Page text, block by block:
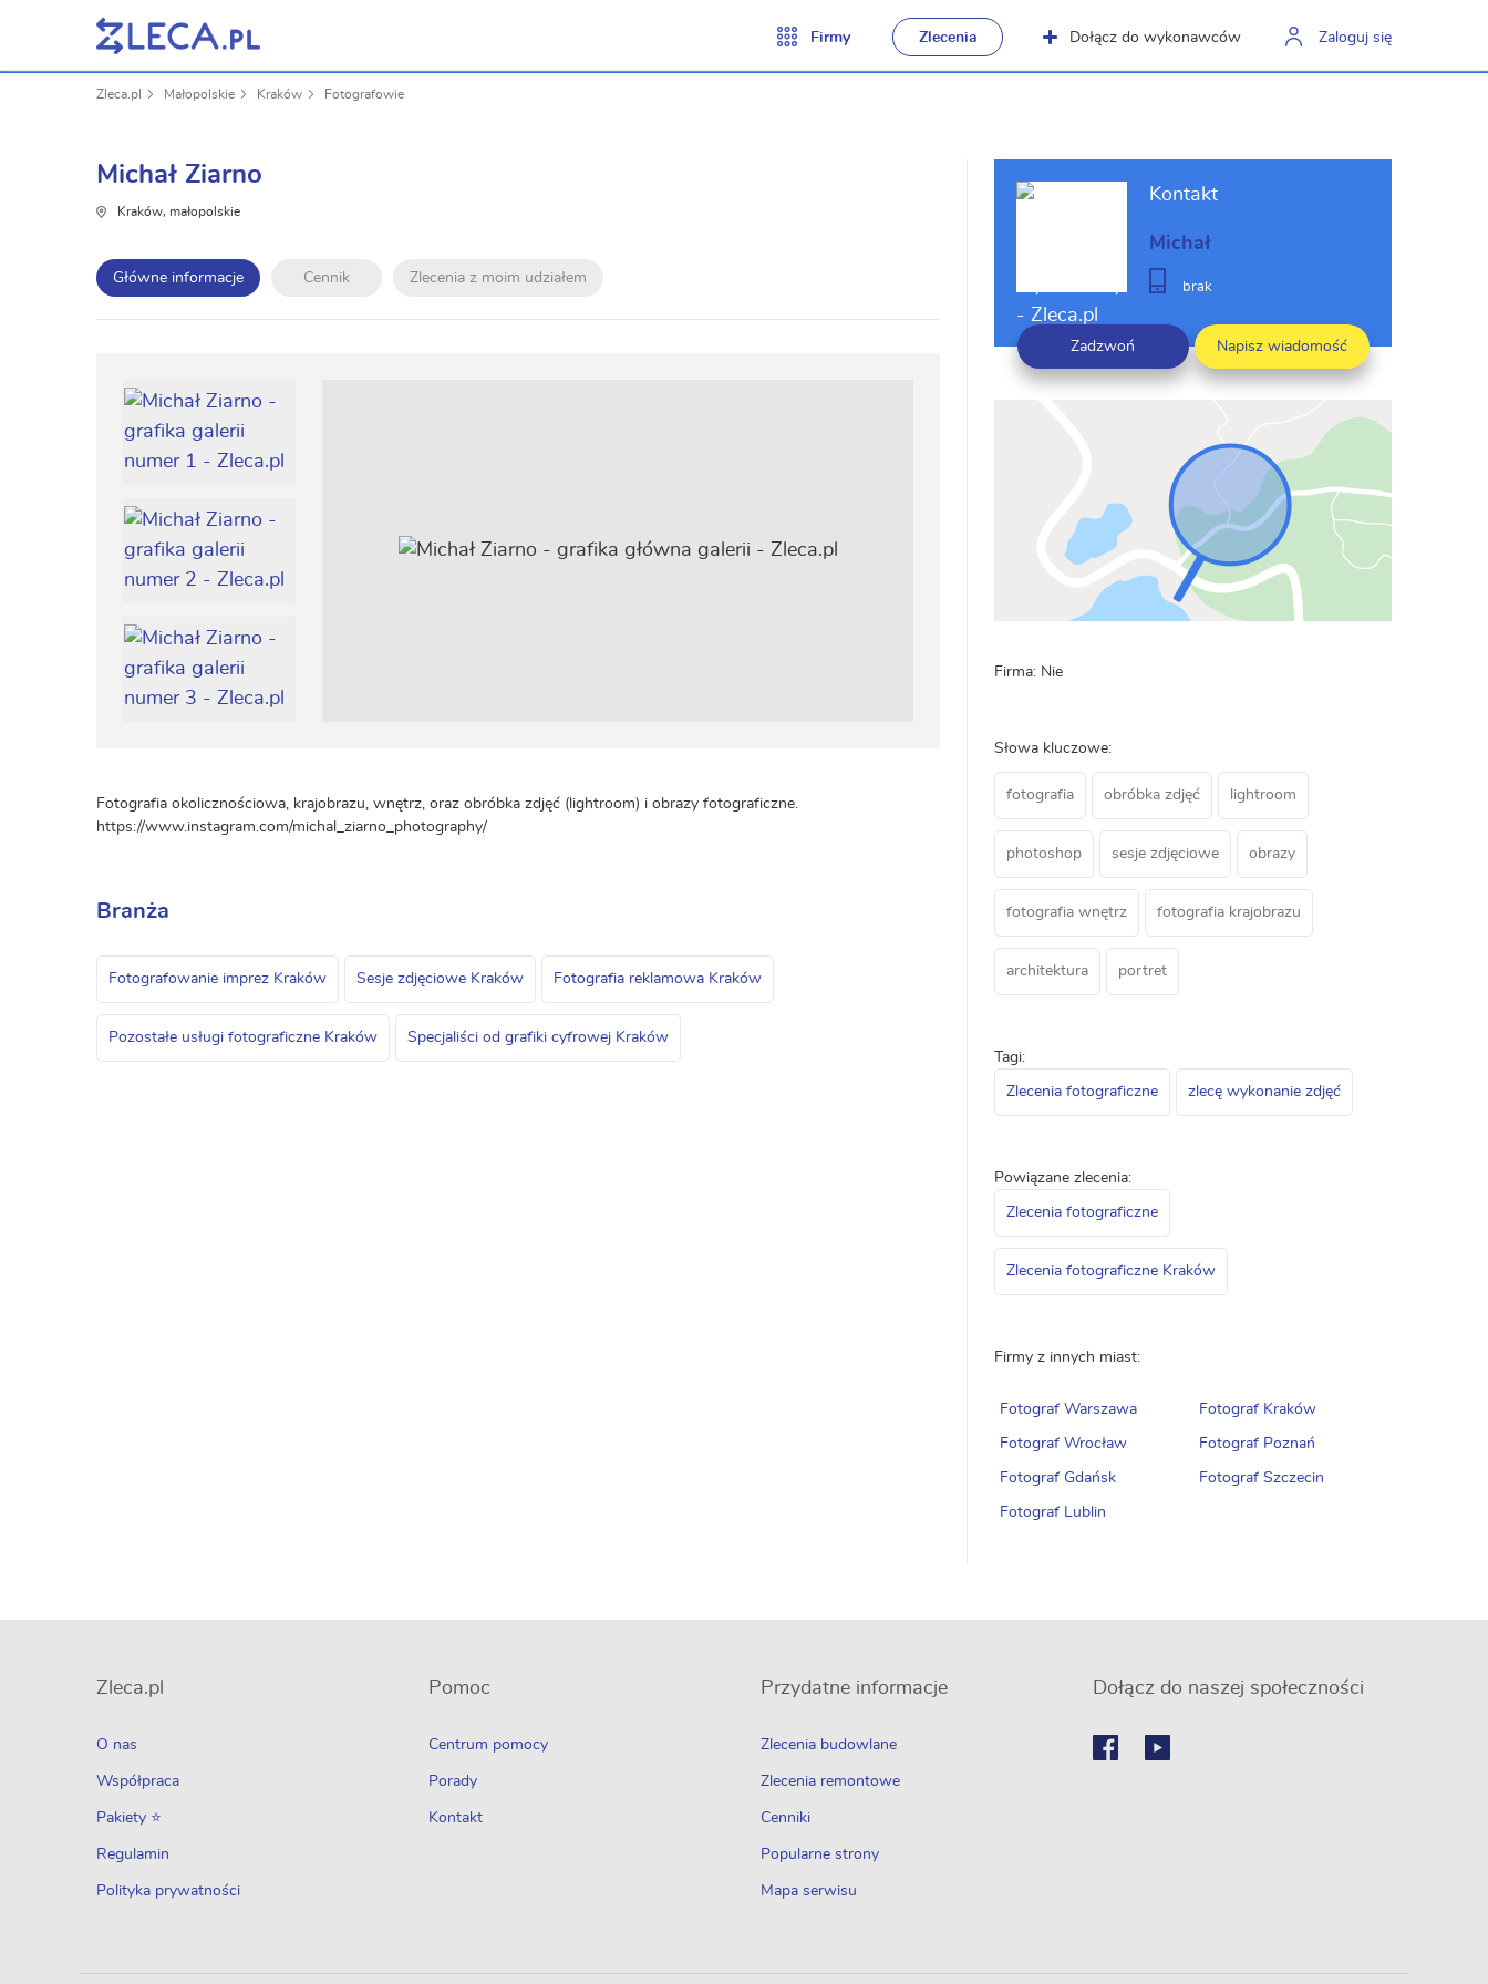
Firmy Zlecenia Dołącz do wykonawców Zaloguj się
Zleca.pl Małopolskie Kraków Fotografowie
Michał Ziarno
Kraków, małopolskie
Główne informacje Cennik Zlecenia z moim udziałem
Fotografia okolicznościowa, krajobrazu, wnętrz, oraz obróbka zdjęć (lightroom) i obrazy fotograficzne.
https://www.instagram.com/michal_ziarno_photography/
Branża
Fotografowanie imprez Kraków Sesje zdjęciowe Kraków Fotografia reklamowa Kraków
Pozostałe usługi fotograficzne Kraków Specjaliści od grafiki cyfrowej Kraków
Kontakt
Michał
brak
Zadzwoń Napisz wiadomość
Firma: Nie
Słowa kluczowe:
fotografia obróbka zdjęć lightroom
photoshop sesje zdjęciowe obrazy
fotografia wnętrz fotografia krajobrazu
architektura portret
Tagi:
Zlecenia fotograficzne zlecę wykonanie zdjęć
Powiązane zlecenia:
Zlecenia fotograficzne
Zlecenia fotograficzne Kraków
Firmy z innych miast:
Fotograf Warszawa Fotograf Kraków
Fotograf Wrocław Fotograf Poznań
Fotograf Gdańsk Fotograf Szczecin
Fotograf Lublin
Zleca.pl
O nas
Współpraca
Pakiety ⭐
Regulamin
Polityka prywatności
Pomoc
Centrum pomocy
Porady
Kontakt
Przydatne informacje
Zlecenia budowlane
Zlecenia remontowe
Cenniki
Popularne strony
Mapa serwisu
Dołącz do naszej społeczności